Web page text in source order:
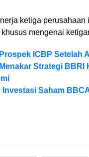
ketiga perusahaan
mengenai
Prospek ICBP Setelah
Menakar Strategi BBRI
Investasi Saham